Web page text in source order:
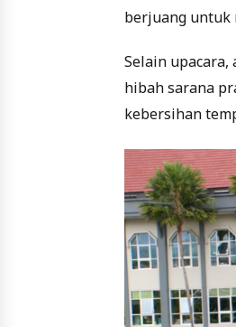
berjuang untuk
Selain upacara,
hibah sarana
kebersihan